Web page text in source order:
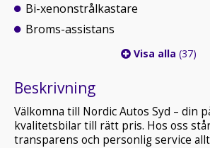
Bi-xenonstrålkastare
Broms-assistans
Visa alla (37)
Beskrivning
Välkomna till Nordic Autos Syd – din
kvalitetsbilar till rätt pris. Hos oss
transparens och personlig service